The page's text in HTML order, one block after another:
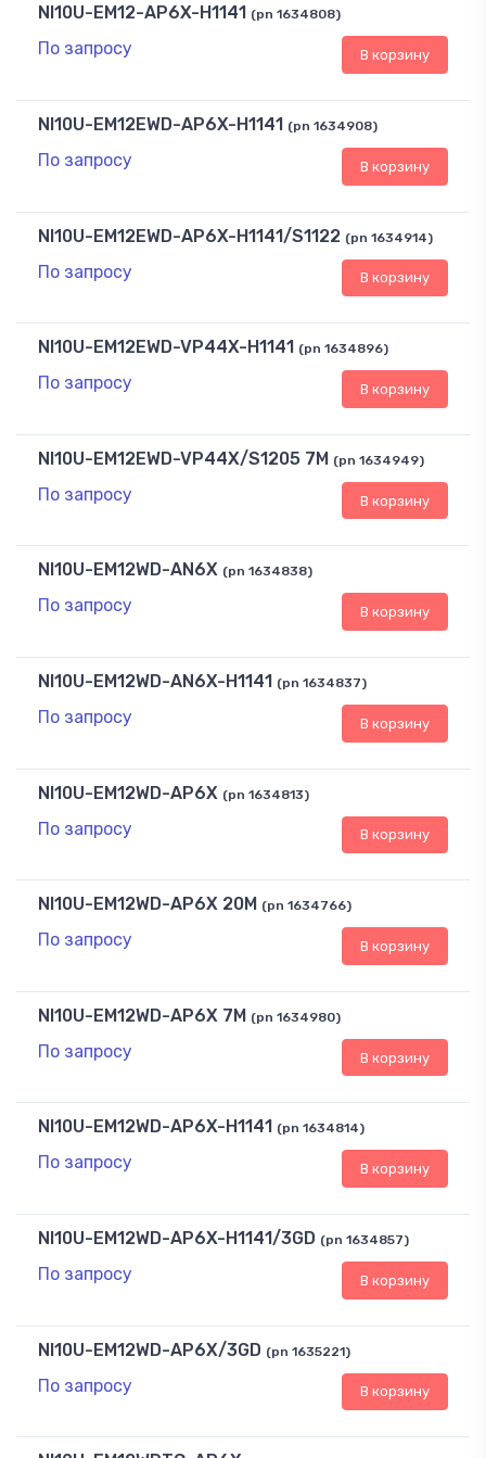
NI10U-EM12-AP6X-H1141 (pn 1634808)
По запросу В корзину
NI10U-EM12EWD-AP6X-H1141 (pn 1634908)
По запросу В корзину
NI10U-EM12EWD-AP6X-H1141/S1122 (pn 1634914)
По запросу В корзину
NI10U-EM12EWD-VP44X-H1141 (pn 1634896)
По запросу В корзину
NI10U-EM12EWD-VP44X/S1205 7M (pn 1634949)
По запросу В корзину
NI10U-EM12WD-AN6X (pn 1634838)
По запросу В корзину
NI10U-EM12WD-AN6X-H1141 (pn 1634837)
По запросу В корзину
NI10U-EM12WD-AP6X (pn 1634813)
По запросу В корзину
NI10U-EM12WD-AP6X 20M (pn 1634766)
По запросу В корзину
NI10U-EM12WD-AP6X 7M (pn 1634980)
По запросу В корзину
NI10U-EM12WD-AP6X-H1141 (pn 1634814)
По запросу В корзину
NI10U-EM12WD-AP6X-H1141/3GD (pn 1634857)
По запросу В корзину
NI10U-EM12WD-AP6X/3GD (pn 1635221)
По запросу В корзину